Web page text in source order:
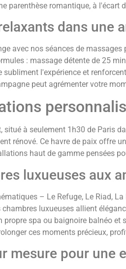
parenthèse romantique, à l'écart
dans une
avec nos séances de
: massage détente de 25
subliment l'expérience et
peut agrémenter votre
situé à seulement 1h30 de Paris
rénové. Ce havre de paix offre
haut de gamme pensées
luxueuses aux
– Le Refuge, Le Riad,
luxueuses allient
propre spa ou baignoire balnéo
ces moments précieux,
mesure pour une